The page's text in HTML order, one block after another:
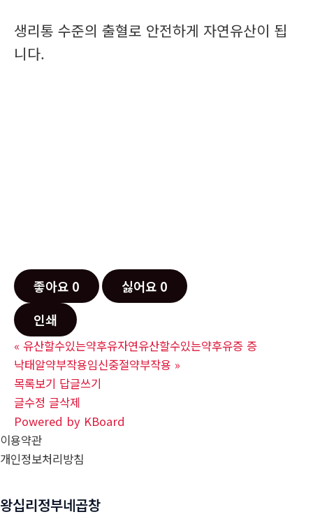
생리통 수준의 출혈로 안전하게 자연유산이 됩
니다.
좋아요 0 싫어요 0
인쇄
« 유산할수있는약후유자연유산할수있는약후유증 증
낙태알약부작용임신중절약부작용 »
목록보기 답글쓰기
글수정 글삭제
Powered by KBoard
이용약관
개인정보처리방침
왕십리정부네곱창